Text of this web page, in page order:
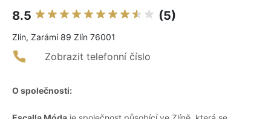
8.5 (5)
Zlín, Zarámí 89 Zlín 76001
Zobrazit telefonní číslo
O společnosti: